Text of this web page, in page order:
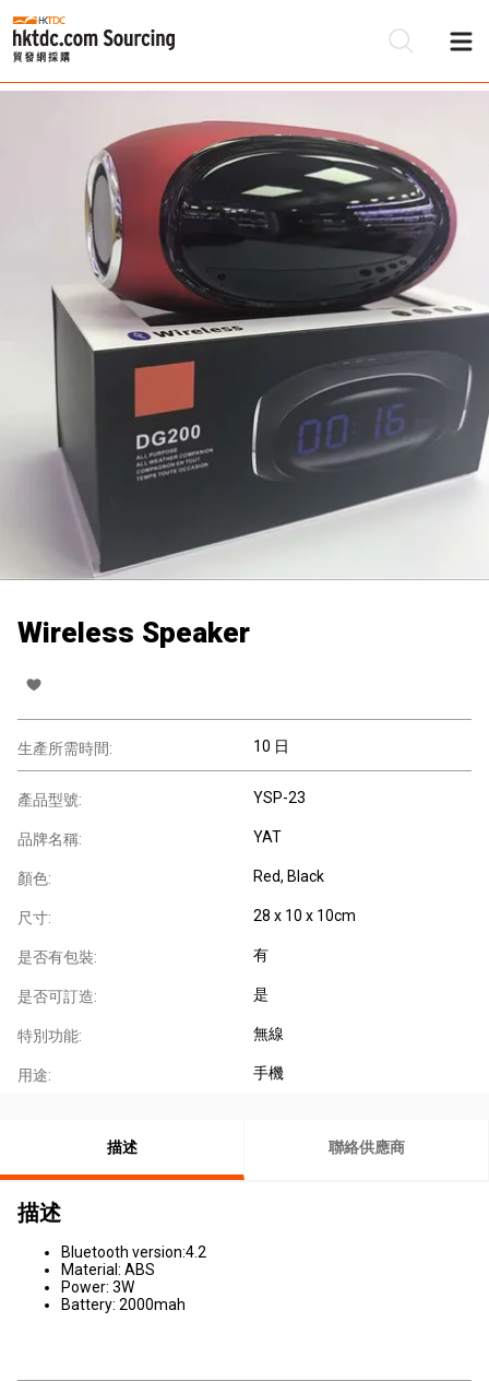
Wireless Speaker
生產所需時間: 10 日
產品型號: YSP-23
品牌名稱: YAT
顏色: Red, Black
尺寸: 28 x 10 x 10cm
是否有包裝: 有
是否可訂造: 是
特別功能: 無線
用途: 手機
描述 聯絡供應商
描述
Bluetooth version:4.2
Material: ABS
Power: 3W
Battery: 2000mah